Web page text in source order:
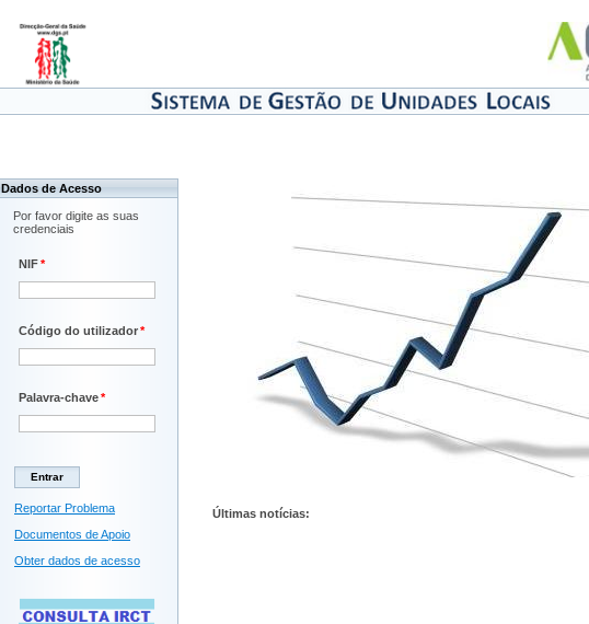
Dados de Acesso
Por favor digite as suas
credenciais
NIF*
Código do utilizador*
Palavra-chave*
Reportar Problema
Documentos de Apoio
Obter dados de acesso
Últimas notícias: